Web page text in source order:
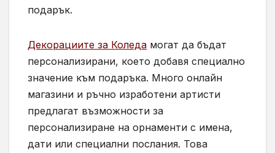
подарък.
Декорациите за Коледа могат да бъдат
персонализирани, което добавя специално
значение към подаръка. Много онлайн
магазини и ръчно изработени артисти
предлагат възможности за
персонализиране на орнаменти с имена,
дати или специални послания. Това